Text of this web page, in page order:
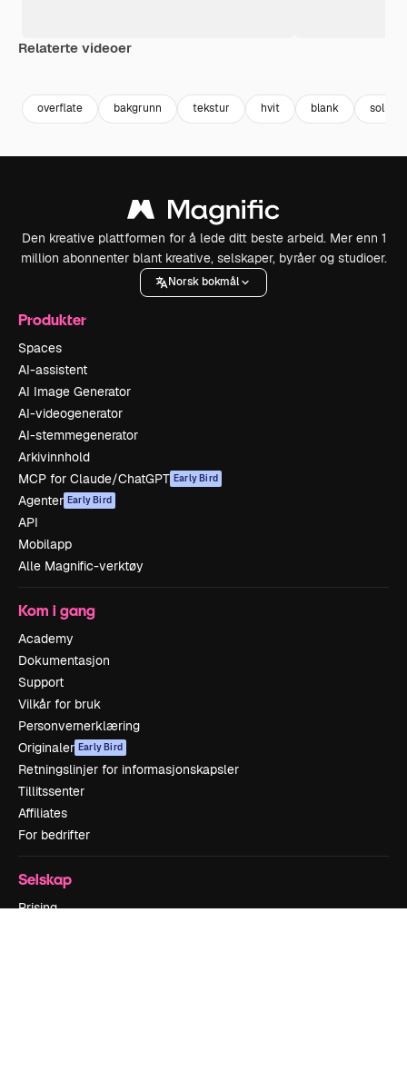
Relaterte videoer
overflate bakgrunn tekstur hvit blank solid
Den kreative plattformen for å lede ditt beste arbeid. Mer enn 1
million abonnenter blant kreative, selskaper, byråer og studioer.
Norsk bokmål
Produkter
Spaces
AI-assistent
AI Image Generator
AI-videogenerator
AI-stemmegenerator
Arkivinnhold
MCP for Claude/ChatGPT Early Bird
Agenter Early Bird
API
Mobilapp
Alle Magnific-verktøy
Kom i gang
Academy
Dokumentasjon
Support
Vilkår for bruk
Personvernerklæring
Originaler Early Bird
Retningslinjer for informasjonskapsler
Tillitssenter
Affiliates
For bedrifter
Selskap
Prising